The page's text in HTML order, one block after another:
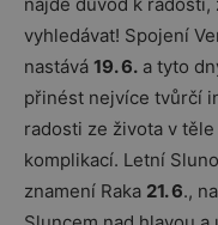
vyhledávat! Spojení
nastává 19. 6. a tyto
přinést nejvíce tvůrčí
radosti ze života v
komplikací. Letní
znamení Raka 21. 6.,